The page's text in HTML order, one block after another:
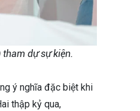
dự sự kiện.
ý nghĩa đặc biệt khi
thập kỷ qua,